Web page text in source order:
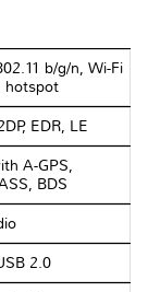
b/g/n, Wi-Fi
hotspot
EDR, LE
A-GPS,
BDS
2.0